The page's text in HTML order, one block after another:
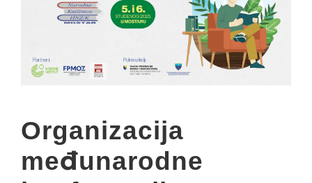
Organizacija
međunarodne